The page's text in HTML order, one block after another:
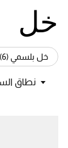
خل
خل بلسمي (6)
نطاق